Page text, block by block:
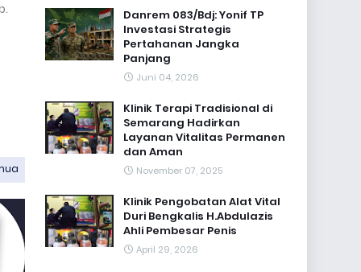
Danrem 083/Bdj: Yonif TP
Investasi Strategis
Pertahanan Jangka
Panjang
Juni 04, 2026
Klinik Terapi Tradisional di
Semarang Hadirkan
Layanan Vitalitas Permanen
dan Aman
November 07, 2025
Klinik Pengobatan Alat Vital
Duri Bengkalis H.Abdulazis
Ahli Pembesar Penis
April 29, 2026